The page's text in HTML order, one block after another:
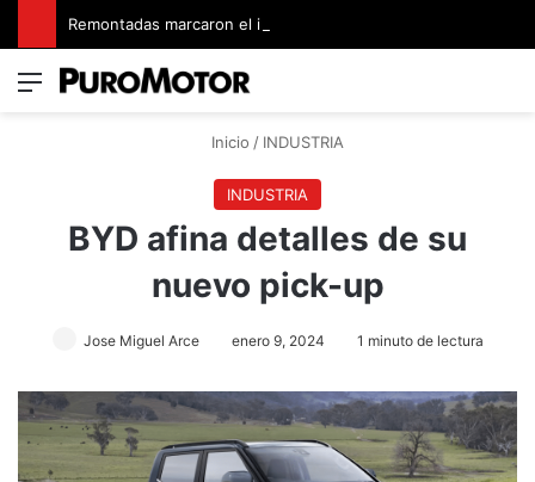
Menú
Inicio / INDUSTRIA
INDUSTRIA
BYD afina detalles de su
nuevo pick-up
Jose Miguel Arce enero 9, 2024 1 minuto de lectura